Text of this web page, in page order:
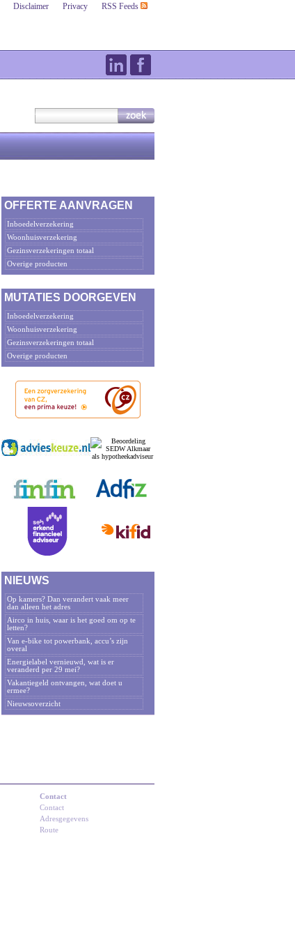
Disclaimer Privacy RSS Feeds
OFFERTE AANVRAGEN
Inboedelverzekering
Woonhuisverzekering
Gezinsverzekeringen totaal
Overige producten
MUTATIES DOORGEVEN
Inboedelverzekering
Woonhuisverzekering
Gezinsverzekeringen totaal
Overige producten
NIEUWS
Op kamers? Dan verandert vaak meer
dan alleen het adres
Airco in huis, waar is het goed om op te
letten?
Van e-bike tot powerbank, accu’s zijn
overal
Energielabel vernieuwd, wat is er
veranderd per 29 mei?
Vakantiegeld ontvangen, wat doet u
ermee?
Nieuwsoverzicht
Contact
Contact
Adresgegevens
Route